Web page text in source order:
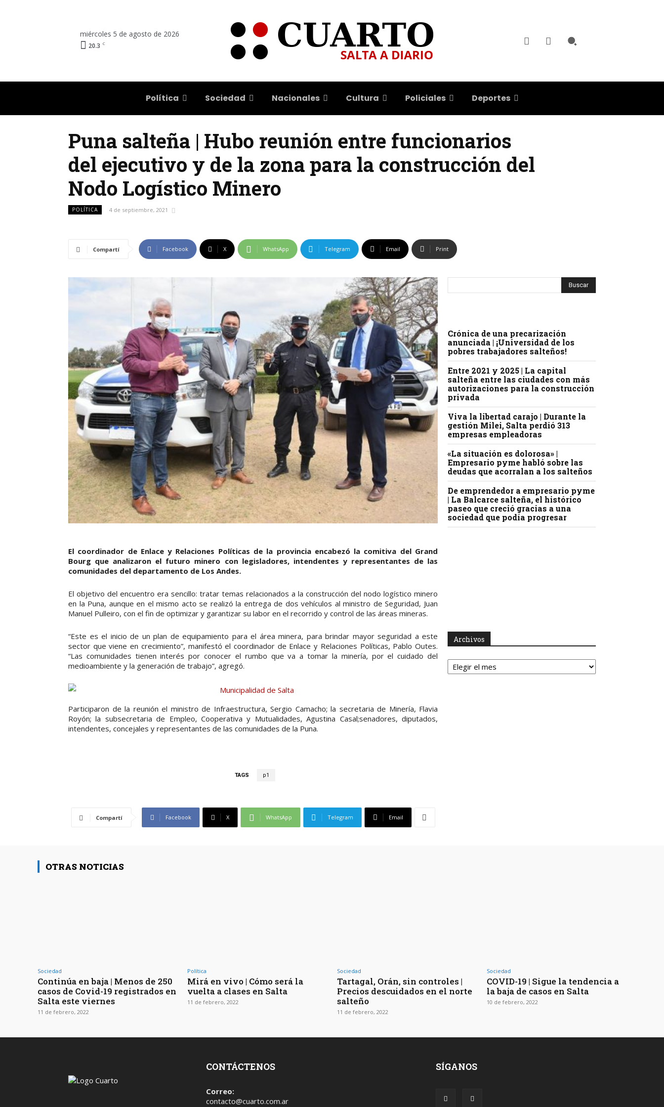
miércoles 5 de agosto de 2026
20.3 C
Política Sociedad Nacionales Cultura Policiales Deportes
Puna salteña | Hubo reunión entre funcionarios
del ejecutivo y de la zona para la construcción del
Nodo Logístico Minero
POLÍTICA 4 de septiembre, 2021
Compartí Facebook X WhatsApp Telegram Email Print
El coordinador de Enlace y Relaciones Políticas de la provincia encabezó la comitiva del Grand
Bourg que analizaron el futuro minero con legisladores, intendentes y representantes de las
comunidades del departamento de Los Andes.
El objetivo del encuentro era sencillo: tratar temas relacionados a la construcción del nodo logístico minero
en la Puna, aunque en el mismo acto se realizó la entrega de dos vehículos al ministro de Seguridad, Juan
Manuel Pulleiro, con el fin de optimizar y garantizar su labor en el recorrido y control de las áreas mineras.
“Este es el inicio de un plan de equipamiento para el área minera, para brindar mayor seguridad a este
sector que viene en crecimiento”, manifestó el coordinador de Enlace y Relaciones Políticas, Pablo Outes.
“Las comunidades tienen interés por conocer el rumbo que va a tomar la minería, por el cuidado del
medioambiente y la generación de trabajo”, agregó.
Participaron de la reunión el ministro de Infraestructura, Sergio Camacho; la secretaria de Minería, Flavia
Royón; la subsecretaria de Empleo, Cooperativa y Mutualidades, Agustina Casal;senadores, diputados,
intendentes, concejales y representantes de las comunidades de la Puna.
TAGS p1
Compartí Facebook X WhatsApp Telegram Email
Crónica de una precarización
anunciada | ¡Universidad de los
pobres trabajadores salteños!
Entre 2021 y 2025 | La capital
salteña entre las ciudades con más
autorizaciones para la construcción
privada
Viva la libertad carajo | Durante la
gestión Milei, Salta perdió 313
empresas empleadoras
«La situación es dolorosa» |
Empresario pyme habló sobre las
deudas que acorralan a los salteños
De emprendedor a empresario pyme
| La Balcarce salteña, el histórico
paseo que creció gracias a una
sociedad que podía progresar
Archivos
Archivos
OTRAS NOTICIAS
Sociedad
Continúa en baja | Menos de 250
casos de Covid-19 registrados en
Salta este viernes
11 de febrero, 2022
Política
Mirá en vivo | Cómo será la
vuelta a clases en Salta
11 de febrero, 2022
Sociedad
Tartagal, Orán, sin controles |
Precios descuidados en el norte
salteño
11 de febrero, 2022
Sociedad
COVID-19 | Sigue la tendencia a
la baja de casos en Salta
10 de febrero, 2022
CONTÁCTENOS
Correo:
contacto@cuarto.com.ar
SÍGANOS